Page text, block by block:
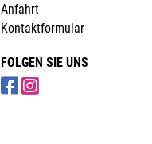
Anfahrt
Kontaktformular
FOLGEN SIE UNS